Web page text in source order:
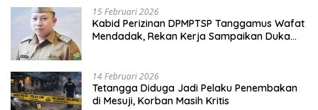
15 Februari 2026
Kabid Perizinan DPMPTSP Tanggamus Wafat
Mendadak, Rekan Kerja Sampaikan Duka
14 Februari 2026
Tetangga Diduga Jadi Pelaku Penembakan
di Mesuji, Korban Masih Kritis